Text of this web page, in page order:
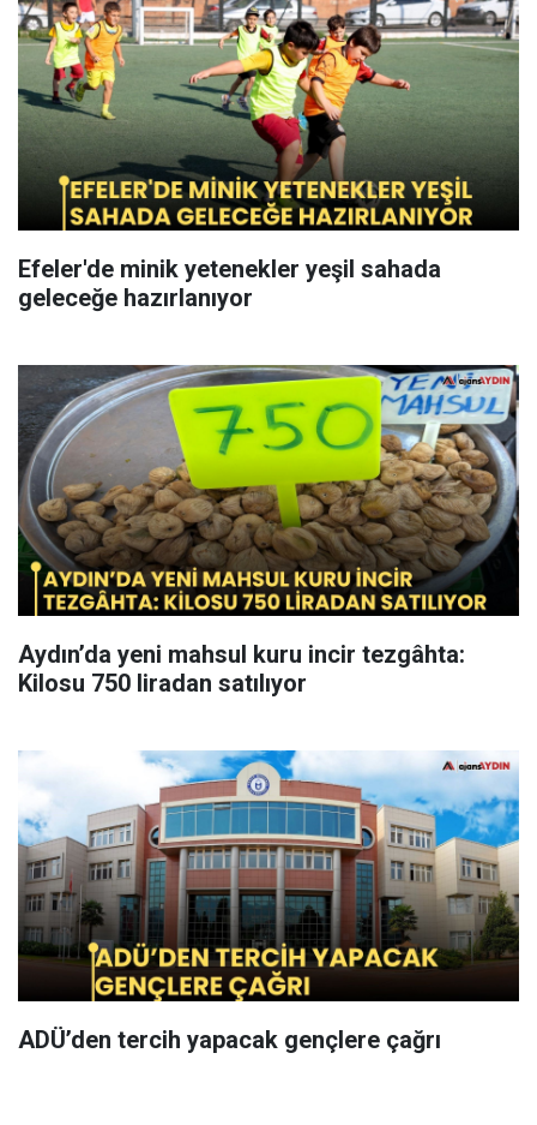
Efeler'de minik yetenekler yeşil sahada
geleceğe hazırlanıyor
Aydın’da yeni mahsul kuru incir tezgâhta:
Kilosu 750 liradan satılıyor
ADÜ’den tercih yapacak gençlere çağrı